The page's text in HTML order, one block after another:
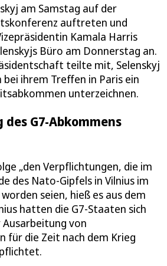
am Samstag auf der
auftreten und
Kamala Harris
Büro am Donnerstag an.
teilte mit, Selenskyj
ihrem Treffen in Paris ein
unterzeichnen.
G7-Abkommens
„den Verpflichtungen, die im
des Nato-Gipfels in Vilnius im
seien, hieß es aus dem
hatten die G7-Staaten sich
Ausarbeitung von
für die Zeit nach dem Krieg